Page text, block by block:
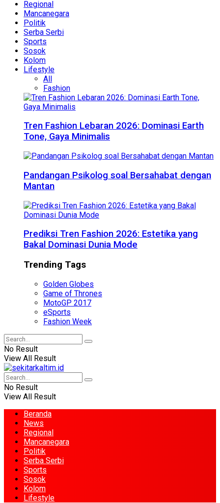
Regional
Mancanegara
Politik
Serba Serbi
Sports
Sosok
Kolom
Lifestyle
All
Fashion
Tren Fashion Lebaran 2026: Dominasi Earth
Tone, Gaya Minimalis
Pandangan Psikolog soal Bersahabat dengan
Mantan
Prediksi Tren Fashion 2026: Estetika yang
Bakal Dominasi Dunia Mode
Trending Tags
Golden Globes
Game of Thrones
MotoGP 2017
eSports
Fashion Week
No Result
View All Result
No Result
View All Result
Beranda
News
Regional
Mancanegara
Politik
Serba Serbi
Sports
Sosok
Kolom
Lifestyle